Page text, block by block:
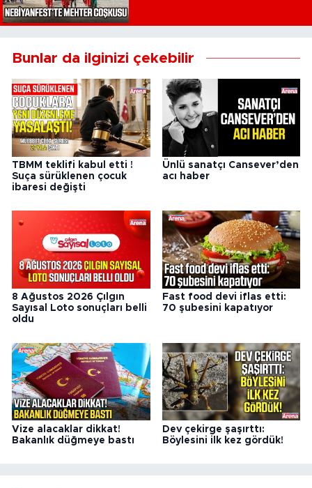
Bunlar da ilginizi çekebilir
TBMM teklifi kabul etti !
Suça sürüklenen çocuk
ibaresi değişti
Ünlü sanatçı Cansever’den
acı haber
8 Ağustos 2026 Çılgın
Sayısal Loto sonuçları belli
oldu
Fast food devi iflas etti:
70 şubesini kapatıyor
Vize alacaklar dikkat!
Bakanlık düğmeye bastı
Dev çekirge şaşırttı:
Böylesini ilk kez gördük!